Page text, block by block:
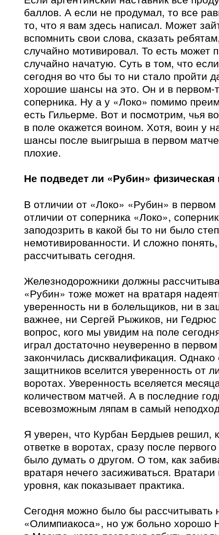
баллов. А если не продумал, то все
то, что я вам здесь написал. Может
вспомнить свои слова, сказать
случайно мотивировал. То есть может
случайно начатую. Суть в том, что
сегодня во что бы то ни стало пройти
хорошие шансы на это. Он и в первом-
соперника. Ну а у «Локо» помимо
есть Гильерме. Вот и посмотрим, чья
в поле окажется воином. Хотя, воин у
шансы после выигрыша в первом
плохие.
Не подведет ли «Рубин» физическая
В отличии от «Локо» «Рубин» в
отличии от соперника «Локо»,
заподозрить в какой бы то ни было
немотивированности. И сложно
рассчитывать сегодня.
Железнодорожники должны
«Рубин» тоже может на вратаря
уверенность ни в болельщиков, ни в
важнее, ни Сергей Рыжиков, ни
вопрос, кого мы увидим на поле
играл достаточно неуверенно в
закончилась дисквалификация.
защитников вселится уверенность от
воротах. Уверенность вселяется
количеством матчей. А в последние
всевозможным ляпам в самый
Я уверен, что Курбан Бердыев решил,
ответке в воротах, сразу после
было думать о другом. О том, как
вратаря нечего засиживаться.
уровня, как показывает практика.
Сегодня можно было бы рассчитывать
«Олимпиакоса», но уж больно хорошо